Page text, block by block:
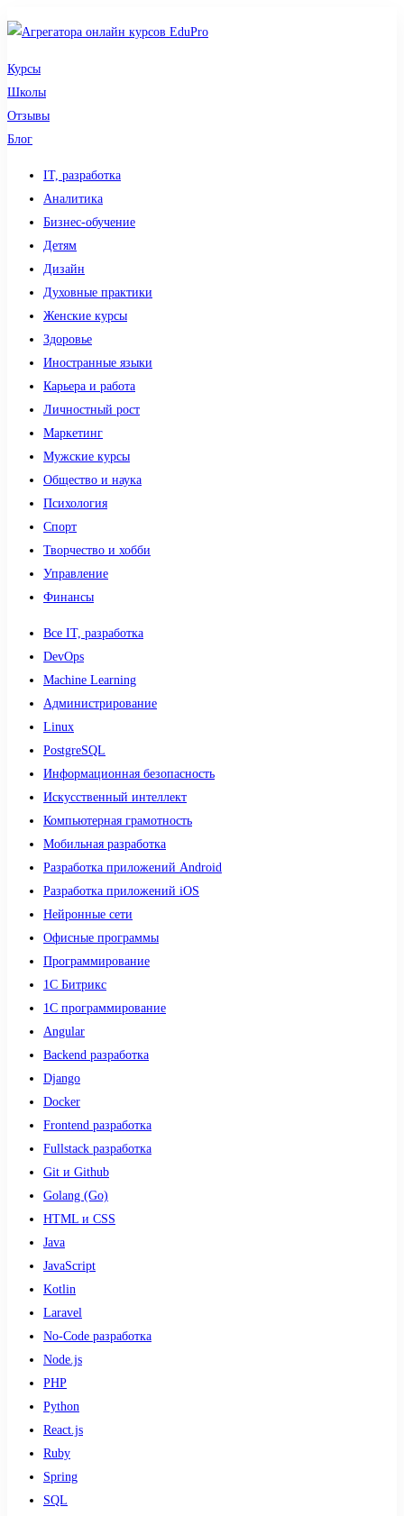
Курсы
Школы
Отзывы
Блог
IT, разработка
Аналитика
Бизнес-обучение
Детям
Дизайн
Духовные практики
Женские курсы
Здоровье
Иностранные языки
Карьера и работа
Личностный рост
Маркетинг
Мужские курсы
Общество и наука
Психология
Спорт
Творчество и хобби
Управление
Финансы
Все IT, разработка
DevOps
Machine Learning
Администрирование
Linux
PostgreSQL
Информационная безопасность
Искусственный интеллект
Компьютерная грамотность
Мобильная разработка
Разработка приложений Android
Разработка приложений iOS
Нейронные сети
Офисные программы
Программирование
1С Битрикс
1С программирование
Angular
Backend разработка
Django
Docker
Frontend разработка
Fullstack разработка
Git и Github
Golang (Go)
HTML и CSS
Java
JavaScript
Kotlin
Laravel
No-Code разработка
Node.js
PHP
Python
React.js
Ruby
Spring
SQL